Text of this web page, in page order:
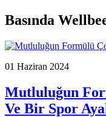
Basında
01 Haziran 2024
Mutluluğun
Ve Bir Spor